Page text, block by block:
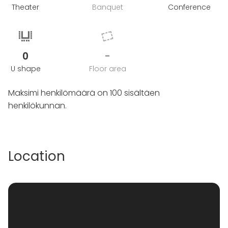
Theater Banquet Conference
0
U shape
-
Floor area
Maksimi henkilömäärä on 100 sisältäen
henkilökunnan.
Location